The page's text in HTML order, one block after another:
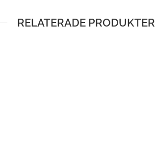
RELATERADE PRODUKTER